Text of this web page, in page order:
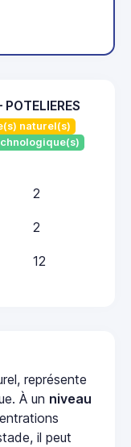
naturel(s)
2
2
12
représente
À un niveau
il peut